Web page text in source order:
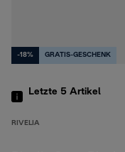
-18% GRATIS-GESCHENK
Letzte 5 Artikel
RIVELIA